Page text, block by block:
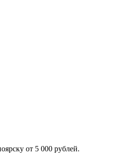
от 5 000 рублей.